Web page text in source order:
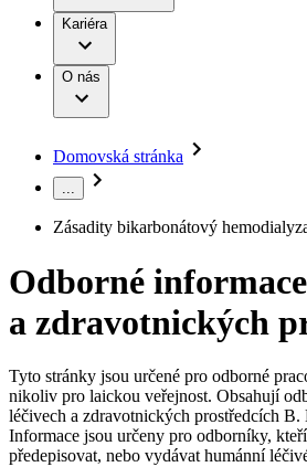
Léčba bolesti
Mimotělní očišťování
Nutriční terapie
Onkologie
Páteřní chirurgie
Péče o rány
Péče o stomii
Prevence a kontrola
Řešení
Terapie
Onemocnění
B. Braun Avitum
Práce a kariéra
Naše kultura
Vaše příležitost​
Nabídky pracovních míst
Objevte své kariérní příležitosti ​v B.
práce​ pro zajímavé pozice.​
Odpovědnost
Média
Kontakt
Kontaktní formulář
Registrace k odběru
Společnost
Odpovědnost
Média
Kariéra
O nás
Domovská stránka
...
Zásadity bikarbonátový
Odborné
a zdravotnických
Tyto stránky jsou určené pro odborné
nikoliv pro laickou veřejnost. Obsahují
léčivech a zdravotnických prostředcích B.
Informace jsou určeny pro odborníky,
předepisovat, nebo vydávat humánní